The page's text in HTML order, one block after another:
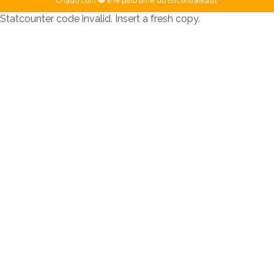
Statcounter code invalid. Insert a fresh copy.